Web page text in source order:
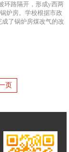
环路隔开，形成y西两
炉房。学校根据市政
了锅炉房煤改气的改
页